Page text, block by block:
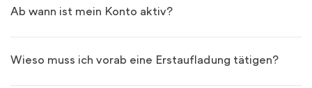
Ab wann ist mein Konto aktiv?
Wieso muss ich vorab eine Erstaufladung tätigen?